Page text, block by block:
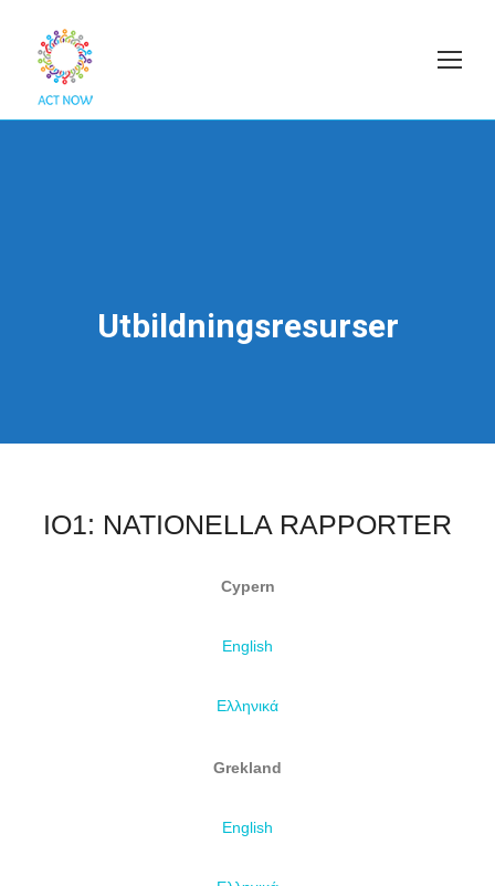
Utbildningsresurser
IO1: NATIONELLA RAPPORTER
Cypern
English
Ελληνικά
Grekland
English